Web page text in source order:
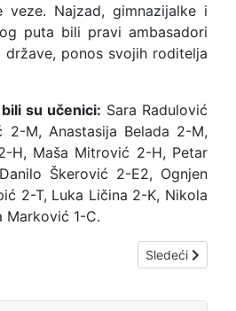
veze. Najzad, gimnazijalke i
puta bili pravi ambasadori
ponos svojih roditelja
su učenici: Sara Radulović
2-M, Anastasija Belada 2-M,
H, Maša Mitrović 2-H, Petar
Škerović 2-E2, Ognjen
2-T, Luka Ličina 2-K, Nikola
Marković 1-C.
ЧАС ЦРНОГОРСКОГ -Sledeći
Sledeći